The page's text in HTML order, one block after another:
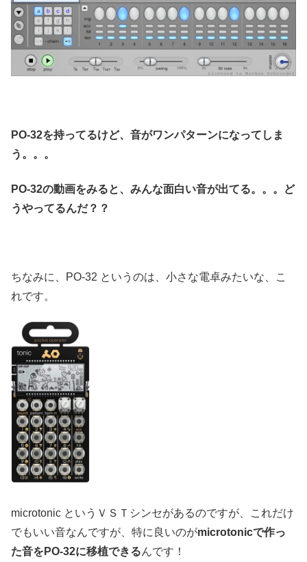
PO-32を持ってるけど、音がワンパターンになってしま
う。。。
PO-32の動画をみると、みんな面白い音が出てる。。。ど
うやってるんだ？？
ちなみに、PO-32 というのは、小さな電卓みたいな、こ
れです。
microtonic というＶＳＴシンセがあるのですが、これだけ
でもいい音なんですが、特に良いのがmicrotonicで作っ
た音をPO-32に移植できるんです！